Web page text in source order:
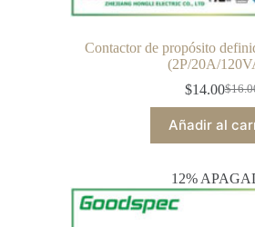
Contactor de propósito
(2P/20A/
$
$14.00
Añadir al
12%